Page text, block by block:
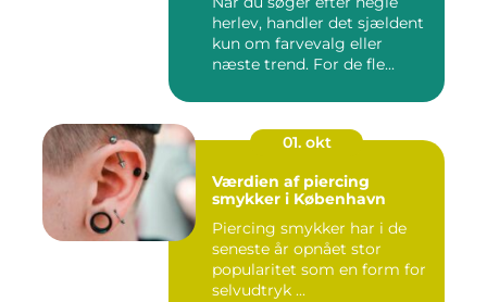
herlev, handler det sjældent
kun om farvevalg eller
næste trend. For de fle...
01. okt
Værdien af piercing
smykker i København
Piercing smykker har i de
seneste år opnået stor
popularitet som en form for
selvudtryk ...